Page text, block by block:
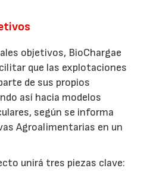
objetivos, BioChargae
que las explotaciones
de sus propios
así hacia modelos
según se informa
Agroalimentarias en un
unirá tres piezas clave: